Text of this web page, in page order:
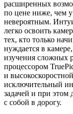
расширенных
по цене ниже, чем у
невероятным.
легко освоить
тех, кто только
нуждается в
изучения сложных
процессором
и
исключительный
задачей и при этом
с собой в дорогу.